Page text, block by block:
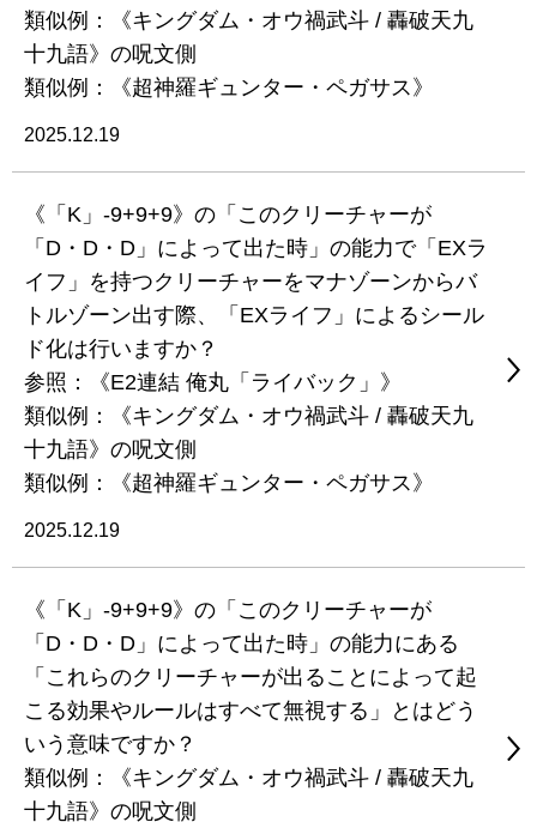
類似例：《キングダム・オウ禍武斗 / 轟破天九
十九語》の呪文側
類似例：《超神羅ギュンター・ペガサス》
2025.12.19
《「K」-9+9+9》の「このクリーチャーが
「D・D・D」によって出た時」の能力で「EXラ
イフ」を持つクリーチャーをマナゾーンからバ
トルゾーン出す際、「EXライフ」によるシール
ド化は行いますか？
参照：《E2連結 俺丸「ライバック」》
類似例：《キングダム・オウ禍武斗 / 轟破天九
十九語》の呪文側
類似例：《超神羅ギュンター・ペガサス》
2025.12.19
《「K」-9+9+9》の「このクリーチャーが
「D・D・D」によって出た時」の能力にある
「これらのクリーチャーが出ることによって起
こる効果やルールはすべて無視する」とはどう
いう意味ですか？
類似例：《キングダム・オウ禍武斗 / 轟破天九
十九語》の呪文側